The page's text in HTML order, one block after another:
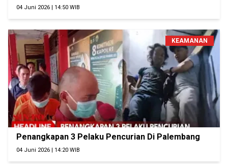
04 Juni 2026 | 14:50 WIB
KEAMANAN
Penangkapan 3 Pelaku Pencurian Di Palembang
04 Juni 2026 | 14:20 WIB